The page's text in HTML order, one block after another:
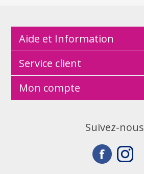
Aide et Information
Service client
Mon compte
Suivez-nous